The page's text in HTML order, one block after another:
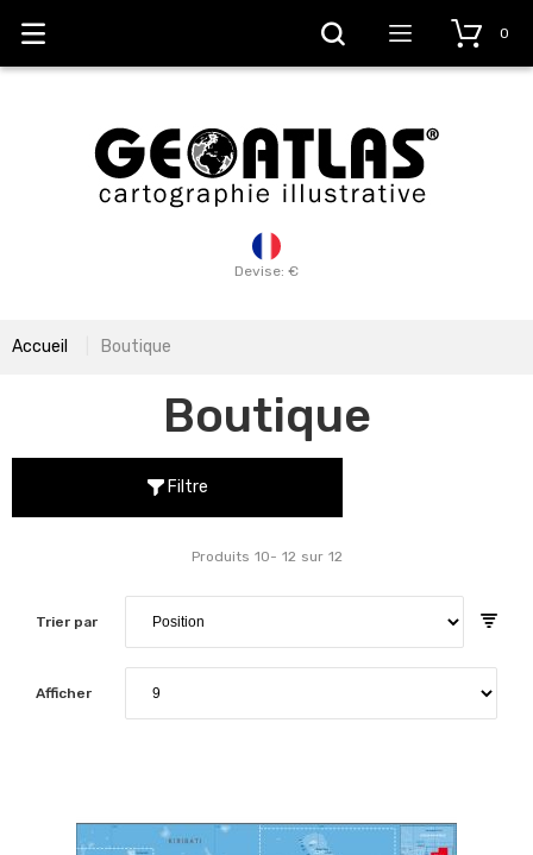
Devise: €
0
Accueil Boutique
Boutique
Filtre
Trier par
Produits 10- 12 sur 12
Afficher